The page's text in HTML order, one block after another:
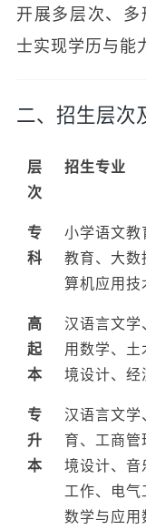
开展多层次、
士实现学历与能
二、招生层次
层
次
招生专业
专
科
小学语文
教育、大
算机应用技
高
起
本
汉语言文
用数学、
境设计、经
专
升
本
汉语言文
育、工商
境设计、
工作、电气
数学与应